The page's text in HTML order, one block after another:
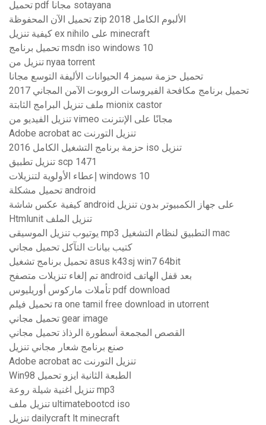
تحميل pdf مجانا sotayana
تحميل الآن المحفوظة zip الألبوم الكامل 2018
كيفية تنزيل ex nihilo على minecraft
تحميل برنامج msdn iso windows 10
تنزيل من nyaa torrent
تحميل حزمة سيمز 4 الحيوانات الأليفة التوسع مجانا
تحميل برنامج مكافحة الفيروسات الروبوت الآمن المجاني 2017
ملف تنزيل البرامج الثابتة mionix castor
تنزيل الفيديو من vimeo مجانًا على الإنترنت
Adobe acrobat ac تنزيل التورنت
حزمة برنامج التشغيل الكامل 2016 iso تنزيل
تنزيل تطبيق scp 1471
إعطاء الأولوية لتنزيلات windows 10
تحميل مشكلة android
كيفية عكس شاشة android على جهاز الكمبيوتر بدون تنزيل
Htmlunit تنزيل الملف
يوتيوب تنزيل الموسيقى mp3 التطبيق لنظام التشغيل mac
كتيب بيانات التآكل تحميل مجاني
تحميل برنامج تشغيل asus k43sj win7 64bit
تم إلغاء تنزيلات متصفح android بعد قفل الهاتف
تأملات ماركوس أوريليوس pdf download
تحميل فيلم ra one tamil free download in utorrent
تحميل مجاني gear image
القصص المجمعة أسطورة الرذاذ تحميل مجاني
صنع برنامج شعار مجاني تنزيل
Adobe acrobat ac تنزيل التورنت
Win98 الطبعة الثانية ايزو تحميل
تنزيل اغنية شيلة روعة mp3
تنزيل ملف ultimatebootcd iso
تنزيل dailycraft lt minecraft